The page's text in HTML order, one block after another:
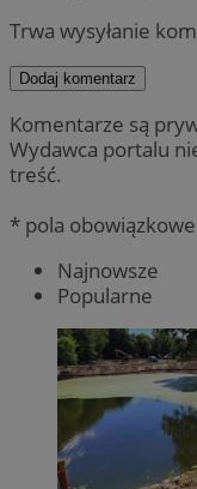
Trwa wysyłanie
Dodaj komentarz
Komentarze są
Wydawca portalu
treść.
* pola obowiązkowe
Najnowsze
Popularne